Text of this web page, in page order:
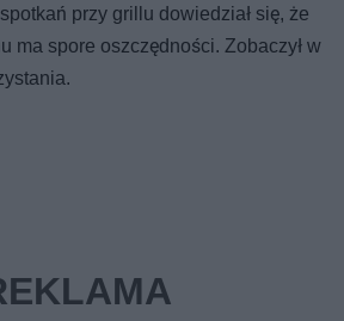
przy grillu dowiedział się, że
ma spore oszczędności. Zobaczył w